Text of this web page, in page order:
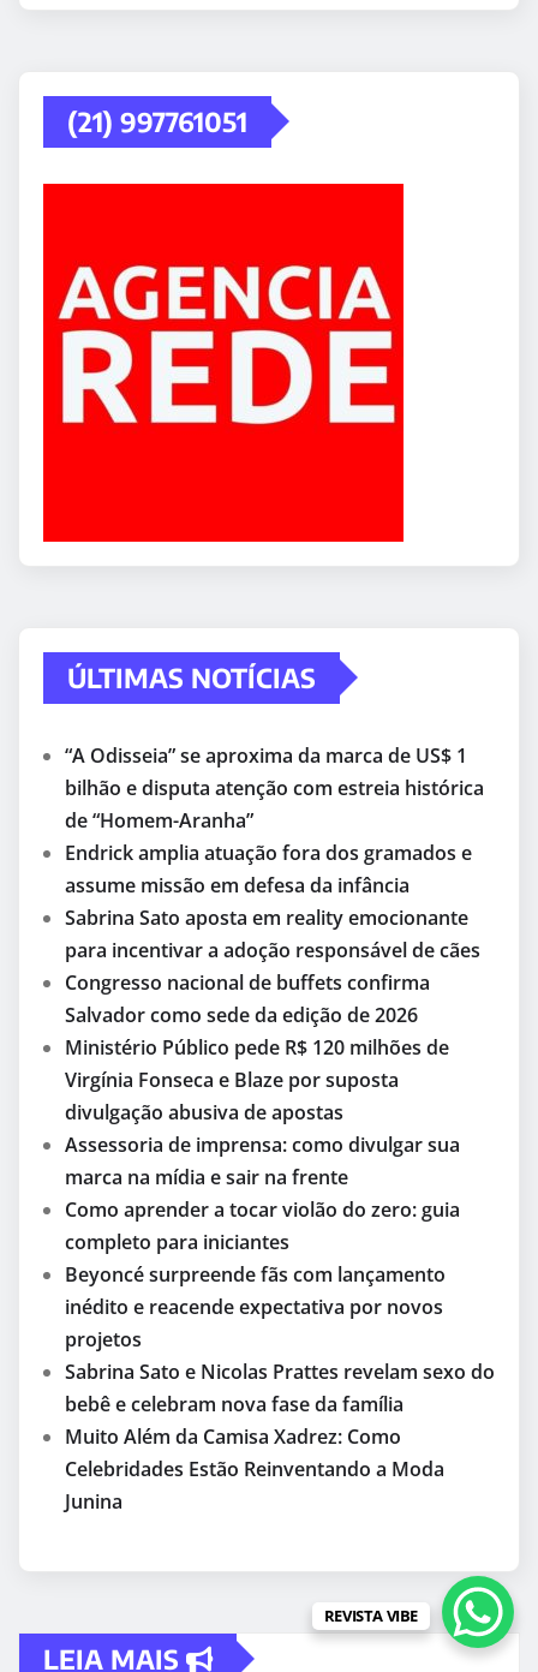
(21) 997761051
ÚLTIMAS NOTÍCIAS
“A Odisseia” se aproxima da marca de US$ 1
bilhão e disputa atenção com estreia histórica
de “Homem-Aranha”
Endrick amplia atuação fora dos gramados e
assume missão em defesa da infância
Sabrina Sato aposta em reality emocionante
para incentivar a adoção responsável de cães
Congresso nacional de buffets confirma
Salvador como sede da edição de 2026
Ministério Público pede R$ 120 milhões de
Virgínia Fonseca e Blaze por suposta
divulgação abusiva de apostas
Assessoria de imprensa: como divulgar sua
marca na mídia e sair na frente
Como aprender a tocar violão do zero: guia
completo para iniciantes
Beyoncé surpreende fãs com lançamento
inédito e reacende expectativa por novos
projetos
Sabrina Sato e Nicolas Prattes revelam sexo do
bebê e celebram nova fase da família
Muito Além da Camisa Xadrez: Como
Celebridades Estão Reinventando a Moda
Junina
LEIA MAIS
REVISTA VIBE